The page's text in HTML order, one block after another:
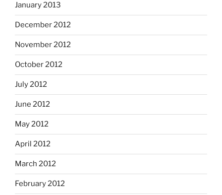
January 2013
December 2012
November 2012
October 2012
July 2012
June 2012
May 2012
April 2012
March 2012
February 2012